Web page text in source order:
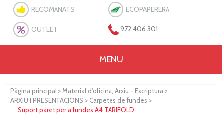
RECOMANATS ECOPAPERERA
OUTLET 972 406 301
MENU
Pàgina principal > Material d'oficina, Arxiu - Escriptura >
ARXIU I PRESENTACIONS > Carpetes de fundes >
Suport paret per a fundes A4 TARIFOLD